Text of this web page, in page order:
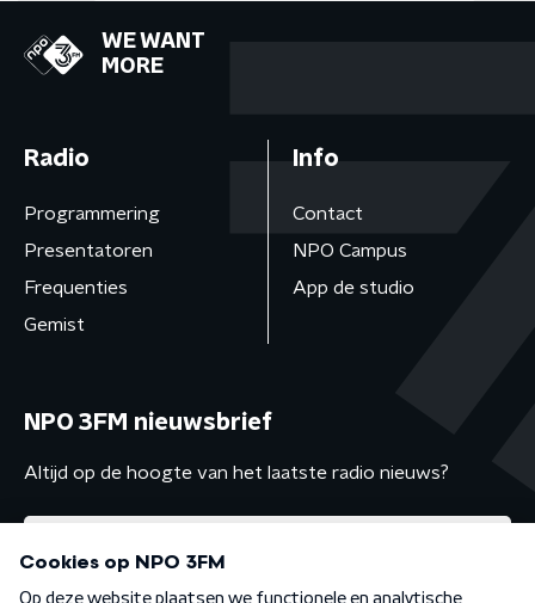
WE WANT
MORE
Radio
Programmering
Presentatoren
Frequenties
Gemist
Info
Contact
NPO Campus
App de studio
NPO 3FM nieuwsbrief
Altijd op de hoogte van het laatste radio nieuws?